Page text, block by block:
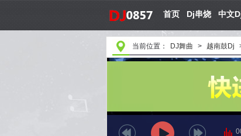
首页 Dj串烧 中文
当前位置： DJ舞曲 > 越南鼓Dj